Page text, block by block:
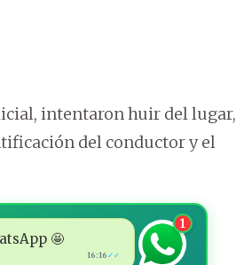
intentaron huir del lugar,
del conductor y el
🤩
16:16 ✓✓
1